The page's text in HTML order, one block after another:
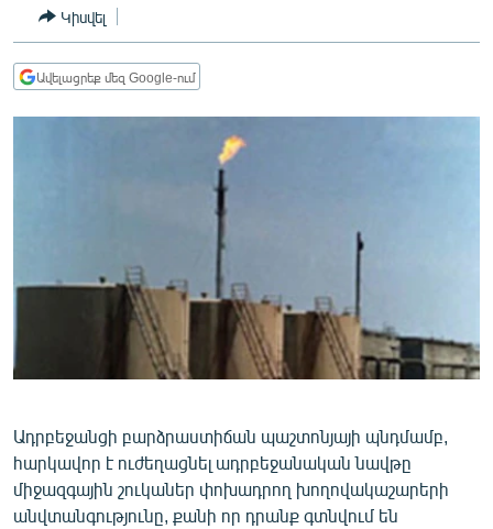
ՏՆՏԵՍՈՒԹՅՈՒՆ
ՂԱՐԱԲԱՂ
ՊԱՏԵՐԱԶՄԻ 6 ՇԱԲԱԹՆԵՐԸ
ՄԵԿՆԱԲԱՆՈՒԹՅՈՒՆ
ՏՏ ԵՒ ԻՆՏԵՐՆԵՏ
ԱՐԽԻՎ
ՏԵՍԱՆՅՈՒԹԵՐ
ԲԱՆԱՎԵՃ
Կիսվել
Ավելացրեք մեզ Google-ում
Ադրբեջանցի բարձրաստիճան պաշտոնյայի պնդմամբ,
հարկավոր է ուժեղացնել ադրբեջանական նավթը
միջազգային շուկաներ փոխադրող խողովակաշարերի
անվտանգությունը, քանի որ դրանք գտնվում են